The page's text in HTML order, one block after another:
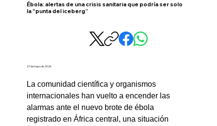
Ébola: alertas de una crisis sanitaria que podría ser solo
la “punta del iceberg”
27 de mayo de 2026
La comunidad científica y organismos
internacionales han vuelto a encender las
alarmas ante el nuevo brote de ébola
registrado en África central, una situación